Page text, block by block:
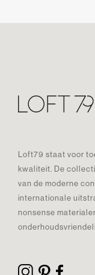
Loft79 staat voor
kwaliteit. De
van de moderne
internationale
nonsense